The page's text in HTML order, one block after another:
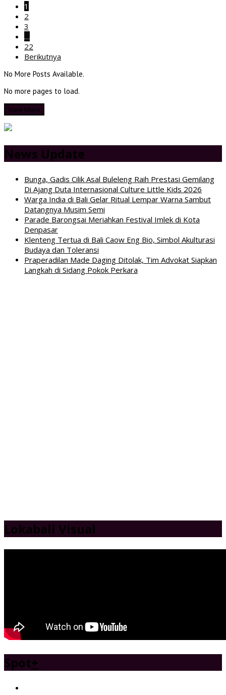
1
2
3
…
22
Berikutnya
No More Posts Available.
No more pages to load.
View More
News Update
Bunga, Gadis Cilik Asal Buleleng Raih Prestasi Gemilang
Di Ajang Duta Internasional Culture Little Kids 2026
Warga India di Bali Gelar Ritual Lempar Warna Sambut
Datangnya Musim Semi
Parade Barongsai Meriahkan Festival Imlek di Kota
Denpasar
Klenteng Tertua di Bali Caow Eng Bio, Simbol Akulturasi
Budaya dan Toleransi
Praperadilan Made Daging Ditolak, Tim Advokat Siapkan
Langkah di Sidang Pokok Perkara
Lokabali Visual
Spot+